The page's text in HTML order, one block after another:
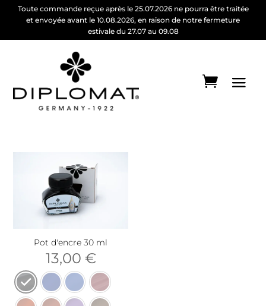
Toute commande reçue après le 25.07.2026 ne pourra être traitée
et envoyée avant le 10.08.2026, en raison de notre fermeture
estivale du 27.07 au 09.08
Pot d'encre 30 ml
13,00 €